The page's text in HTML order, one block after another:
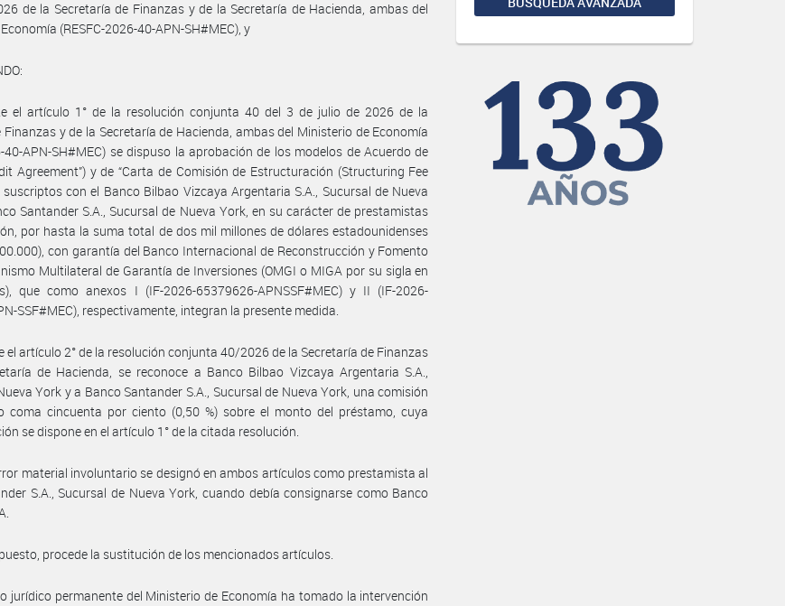
de la Secretaría de Finanzas y de la Secretaría de Hacienda, ambas del
(RESFC-2026-40-APN-SH#MEC), y
el artículo 1° de la resolución conjunta 40 del 3 de julio de 2026 de la
Finanzas y de la Secretaría de Hacienda, ambas del Ministerio de Economía
40-APN-SH#MEC) se dispuso la aprobación de los modelos de Acuerdo de
Agreement”) y de “Carta de Comisión de Estructuración (Structuring Fee
suscriptos con el Banco Bilbao Vizcaya Argentaria S.A., Sucursal de Nueva
Santander S.A., Sucursal de Nueva York, en su carácter de prestamistas
por hasta la suma total de dos mil millones de dólares estadounidenses
con garantía del Banco Internacional de Reconstrucción y Fomento
Multilateral de Garantía de Inversiones (OMGI o MIGA por su sigla en
que como anexos I (IF-2026-65379626-APNSSF#MEC) y II (IF-2026-
SSF#MEC), respectivamente, integran la presente medida.
el artículo 2° de la resolución conjunta 40/2026 de la Secretaría de Finanzas
de Hacienda, se reconoce a Banco Bilbao Vizcaya Argentaria S.A.,
York y a Banco Santander S.A., Sucursal de Nueva York, una comisión
coma cincuenta por ciento (0,50 %) sobre el monto del préstamo, cuya
se dispone en el artículo 1° de la citada resolución.
material involuntario se designó en ambos artículos como prestamista al
S.A., Sucursal de Nueva York, cuando debía consignarse como Banco
procede la sustitución de los mencionados artículos.
jurídico permanente del Ministerio de Economía ha tomado la intervención